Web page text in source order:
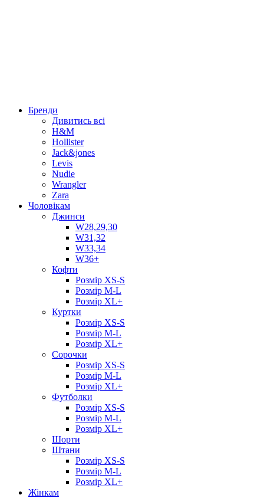
Бренди
Дивитись всі
H&M
Hollister
Jack&jones
Levis
Nudie
Wrangler
Zara
Чоловікам
Джинси
W28,29,30
W31,32
W33,34
W36+
Кофти
Розмір XS-S
Розмір M-L
Розмір XL+
Куртки
Розмір XS-S
Розмір M-L
Розмір XL+
Сорочки
Розмір XS-S
Розмір M-L
Розмір XL+
Футболки
Розмір XS-S
Розмір M-L
Розмір XL+
Шорти
Штани
Розмір XS-S
Розмір M-L
Розмір XL+
Жінкам